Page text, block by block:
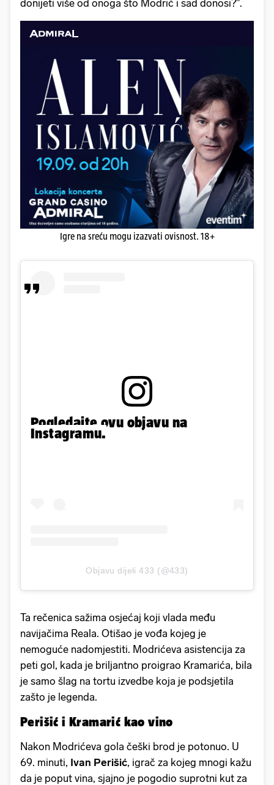
donijeti više od onoga što Modrić i sad donosi?".
Igre na sreću mogu izazvati ovisnost. 18+
Pogledajte ovu objavu na
Instagramu.
Objavu dijeli 433 (@433)
Ta rečenica sažima osjećaj koji vlada među
navijačima Reala. Otišao je vođa kojeg je
nemoguće nadomjestiti. Modrićeva asistencija za
peti gol, kada je briljantno proigrao Kramarića, bila
je samo šlag na tortu izvedbe koja je podsjetila
zašto je legenda.
Perišić i Kramarić kao vino
Nakon Modrićeva gola češki brod je potonuo. U
69. minuti, Ivan Perišić, igrač za kojeg mnogi kažu
da je poput vina, sjajno je pogodio suprotni kut za